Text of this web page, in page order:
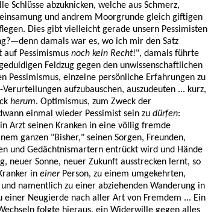
Schlüsse abzuknicken, welche aus Schmerz,
und andrem Moorgrunde gleich giftigen
Dies gibt vielleicht gerade unsern Pessimisten
damals war es, wo ich mir den Satz
Pessimismus noch kein Recht!", damals führte
Feldzug gegen den unwissenschaftlichen
Pessimismus, einzelne persönliche Erfahrungen zu
aufzubauschen, auszudeuten ... kurz,
herum. Optimismus, zum Zweck der
einmal wieder Pessimist sein zu dürfen:
Arzt seinen Kranken in eine völlig fremde
ganzen "Bisher," seinen Sorgen, Freunden,
und Gedächtnismartern entrückt wird und Hände
neuer Sonne, neuer Zukunft ausstrecken lernt, so
in einerPerson, zu einem umgekehrten,
namentlich zu einer abziehenden Wanderung in
einer Neugierde nach aller Art von Fremdem ... Ein